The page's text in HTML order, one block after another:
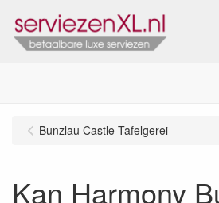
Bunzlau Castle Tafelgerei
Kan Harmony